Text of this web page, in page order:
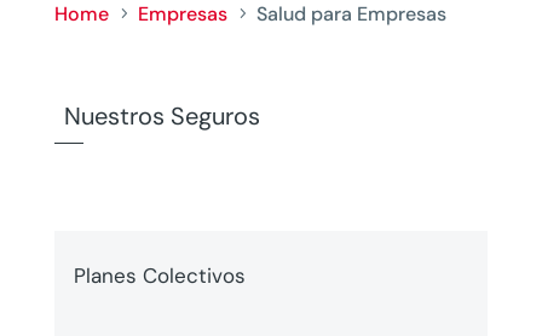
Home 5 Empresas 5 Salud para Empresas
Nuestros Seguros
Planes Colectivos